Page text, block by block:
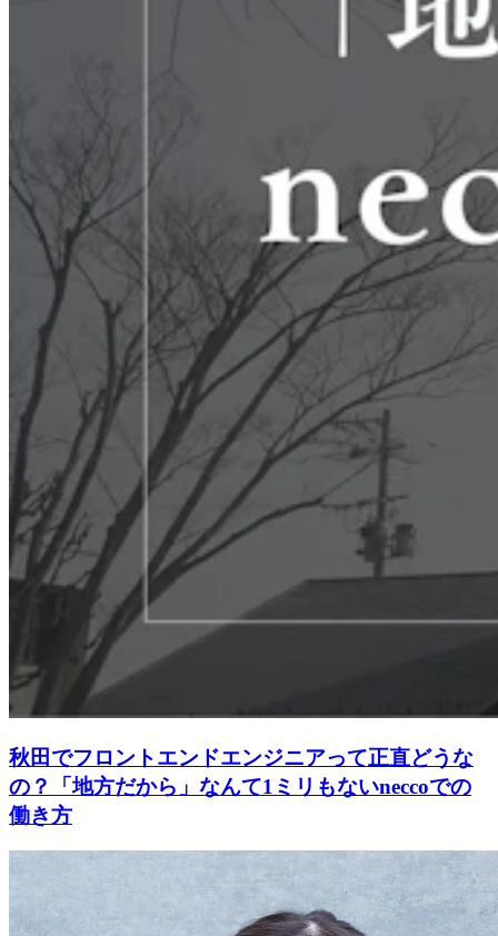
秋田でフロントエンドエンジニアって正直どうな
の？「地方だから」なんて1ミリもないneccoでの
働き方